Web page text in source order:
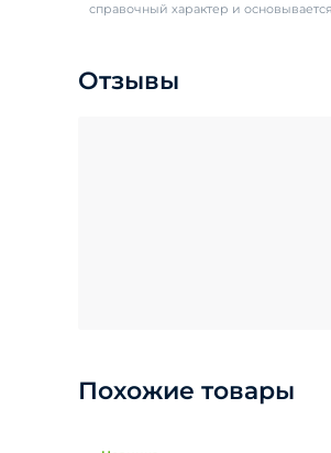
справочный характер и
Отзывы
Похожие товары